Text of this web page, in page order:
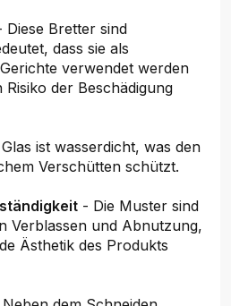
Diese Bretter sind
dass sie als
verwendet werden
der Beschädigung
ist wasserdicht, was den
Verschütten schützt.
- Die Muster sind
Verblassen und Abnutzung,
Ästhetik des Produkts